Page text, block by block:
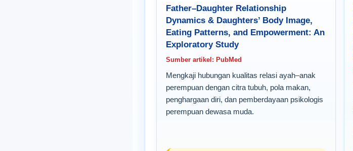
Father–Daughter Relationship
Dynamics & Daughters’ Body Image,
Eating Patterns, and Empowerment: An
Exploratory Study
Sumber artikel: PubMed
Mengkaji hubungan kualitas relasi ayah–anak
perempuan dengan citra tubuh, pola makan,
penghargaan diri, dan pemberdayaan psikologis
perempuan dewasa muda.